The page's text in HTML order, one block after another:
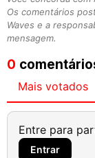
Os comentários
Waves e a
mensagem.
0
Mais votados
Entre para
Entrar